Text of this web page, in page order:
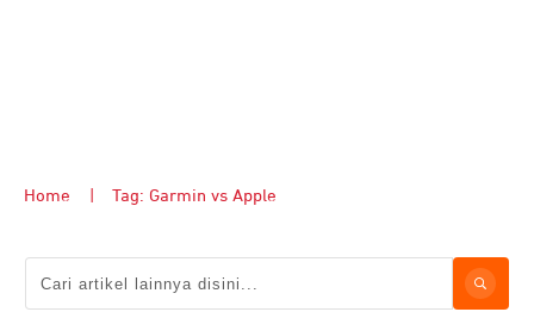
Home Tag: Garmin vs Apple